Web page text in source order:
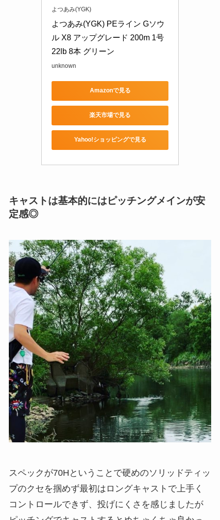
よつあみ(YGK)
よつあみ(YGK) PEライン Gソウ
ル X8 アップグレード 200m 1号
22lb 8本 グリーン
unknown
Amazonで見る
楽天市場で見る
Yahoo!ショッピングで見る
キャストは基本的にはピッチングメインが安
定感◎
スペックが70Hということで硬めのソリッドティッ
プのクセを掴めず最初はロングキャストで上手く
コントロールできず、投げにくさを感じましたが